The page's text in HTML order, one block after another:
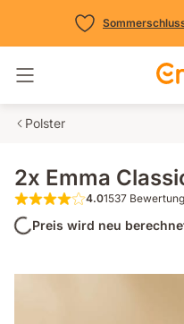
Navigation umschalten
Polster
2x Emma
4.0 von 5
4.01537
Preis wird neu